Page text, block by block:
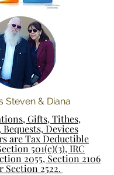
Steven & Diana
Gifts, Tithes,
Devices
are Tax Deductible
501(c)(3), IRC
2055, Section 2106
Section 2522.